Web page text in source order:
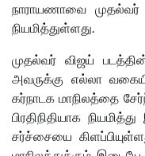
நாராயணாவை முதல்வர்
நியமித்துள்ளது.
முதல்வர் விஜய்
அவருக்கு எல்லா
கர்நாடக மாநிலத்தை
பிரதிநிதியாக
சர்ச்சையை